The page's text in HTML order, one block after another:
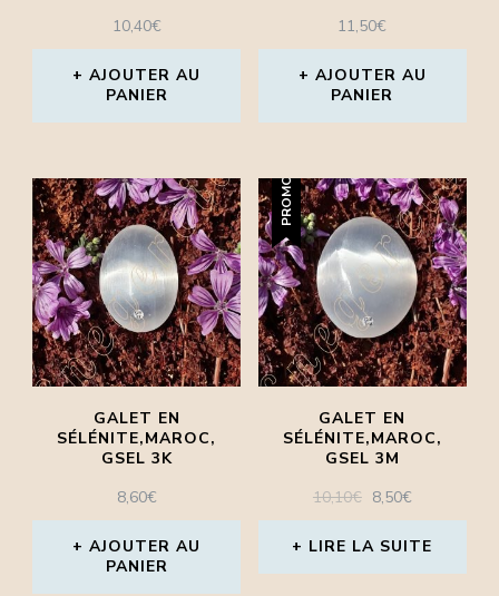
10,40€
AJOUTER AU
PANIER
11,50€
AJOUTER AU
PANIER
GALET EN
SÉLÉNITE,MAROC,
GSEL 3K
8,60€
AJOUTER AU
PANIER
PROMO !
GALET EN
SÉLÉNITE,MAROC,
GSEL 3M
10,10€ LE
PRIX
INITIAL
8,50€LE
PRIX
ACTUEL
LIRE LA SUITE